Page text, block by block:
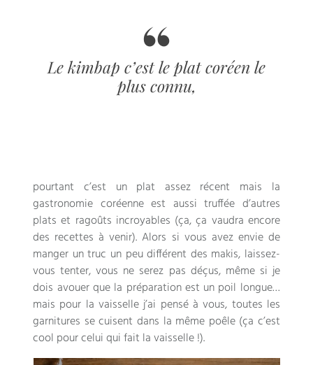
Le kimbap c’est le plat coréen le
plus connu,
pourtant c’est un plat assez récent mais la
gastronomie coréenne est aussi truffée d’autres
plats et ragoûts incroyables (ça, ça vaudra encore
des recettes à venir). Alors si vous avez envie de
manger un truc un peu différent des makis, laissez-
vous tenter, vous ne serez pas déçus, même si je
dois avouer que la préparation est un poil longue…
mais pour la vaisselle j’ai pensé à vous, toutes les
garnitures se cuisent dans la même poêle (ça c’est
cool pour celui qui fait la vaisselle !).